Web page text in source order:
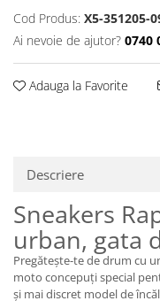
Copii
Casti copii
Incaltaminte
Ochelari
Cod Produs: X5-351205-
Ai nevoie de ajutor? 0740
Adauga la Favorite
Descriere
Sneakers
urban, gata
Pregătește-te de drum cu
moto concepuți special
și mai discret model de